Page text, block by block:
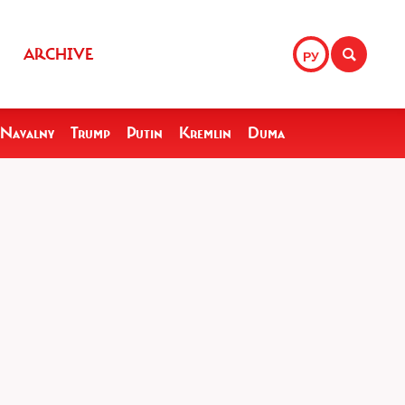
РУ
ARCHIVE
Navalny Trump Putin Kremlin Duma